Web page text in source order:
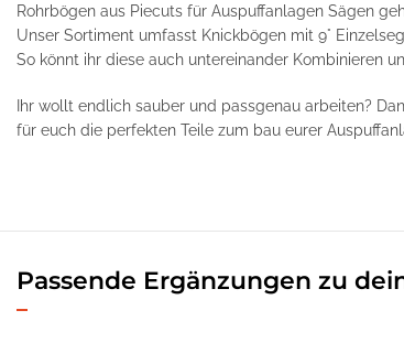
Rohrbögen aus Piecuts für Auspuffanlagen Sägen
Unser Sortiment umfasst Knickbögen mit 9°
So könnt ihr diese auch untereinander Kombinieren
Ihr wollt endlich sauber und passgenau arbeiten?
für euch die perfekten Teile zum bau eurer
Passende Ergänzungen zu